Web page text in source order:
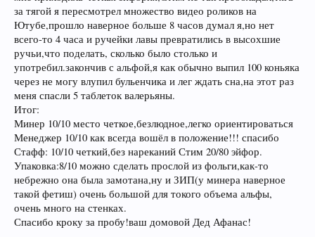
за тягой я пересмотрел множество видео роликов на
Ютубе,прошло наверное больше 8 часов думал я,но нет
всего-то 4 часа и ручейки лавы превратились в высохшие
ручьи,что поделать, сколько было столько и
употребил.закончив с альфой,я как обычно выпил 100 коньяка
через не могу влупил бульенчика и лег ждать сна,на этот раз
меня спасли 5 таблеток валерьяны.
Итог:
Минер 10/10 место четкое,безлюдное,легко ориентироваться
Менеджер 10/10 как всегда вошёл в положение!!! спасибо
Стафф: 10/10 четкий,без нареканий Стим 20/80 эйфор.
Упаковка:8/10 можно сделать прослой из фольги,как-то
небрежно она была замотана,ну и ЗИП(у минера наверное
такой фетиш) очень большой для токого объема альфы,
очень много на стенках.
Спасибо кроку за пробу!ваш домовой Дед Афанас!